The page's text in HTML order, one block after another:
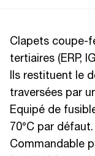
Clapets coupe-
tertiaires (ERP,
Ils restituent le
traversées par
Equipé de
70°C par défaut.
Commandable